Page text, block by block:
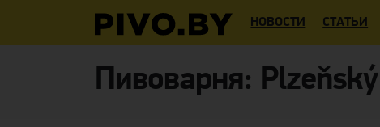
НОВОСТИ СТАТЬИ
Пивоварня: